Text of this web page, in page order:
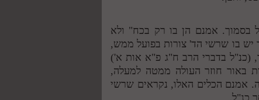
בסמוך. אמנם הן בו רק בכח" ולא
יש בו שרשי הד' צורות בפועל ממש,
בדברי הרב ח"ג פ"א אות א')
באור חוזר העולה ממטה למעלה,
אמנם הכלים האלו, נקראים שרשי
כנ"ל.